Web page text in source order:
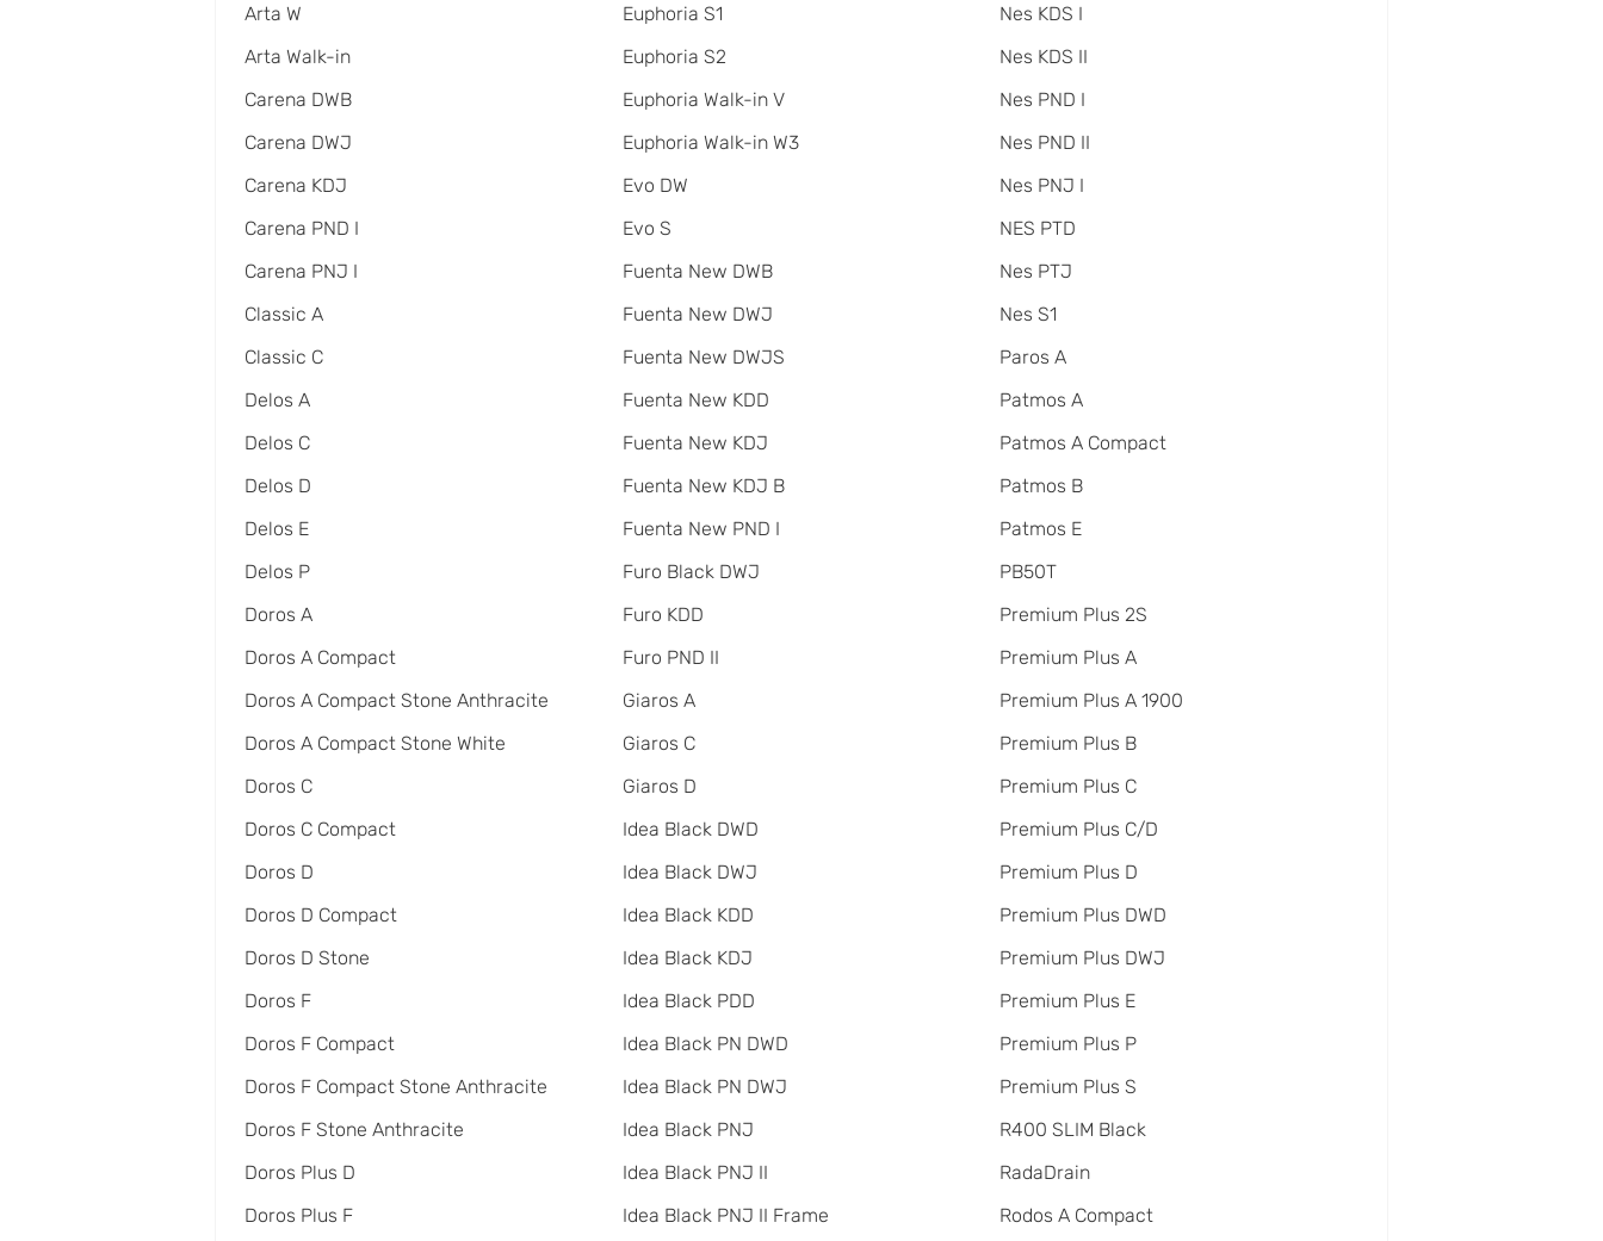
Arta W
Arta Walk-in
Carena DWB
Carena DWJ
Carena KDJ
Carena PND I
Carena PNJ I
Classic A
Classic C
Delos A
Delos C
Delos D
Delos E
Delos P
Doros A
Doros A Compact
Doros A Compact Stone Anthracite
Doros A Compact Stone White
Doros C
Doros C Compact
Doros D
Doros D Compact
Doros D Stone
Doros F
Doros F Compact
Doros F Compact Stone Anthracite
Doros F Stone Anthracite
Doros Plus D
Doros Plus F
Euphoria S1
Euphoria S2
Euphoria Walk-in V
Euphoria Walk-in W3
Evo DW
Evo S
Fuenta New DWB
Fuenta New DWJ
Fuenta New DWJS
Fuenta New KDD
Fuenta New KDJ
Fuenta New KDJ B
Fuenta New PND I
Furo Black DWJ
Furo KDD
Furo PND II
Giaros A
Giaros C
Giaros D
Idea Black DWD
Idea Black DWJ
Idea Black KDD
Idea Black KDJ
Idea Black PDD
Idea Black PN DWD
Idea Black PN DWJ
Idea Black PNJ
Idea Black PNJ II
Idea Black PNJ II Frame
Nes KDS I
Nes KDS II
Nes PND I
Nes PND II
Nes PNJ I
NES PTD
Nes PTJ
Nes S1
Paros A
Patmos A
Patmos A Compact
Patmos B
Patmos E
PB50T
Premium Plus 2S
Premium Plus A
Premium Plus A 1900
Premium Plus B
Premium Plus C
Premium Plus C/D
Premium Plus D
Premium Plus DWD
Premium Plus DWJ
Premium Plus E
Premium Plus P
Premium Plus S
R400 SLIM Black
RadаDrain
Rodos A Compact